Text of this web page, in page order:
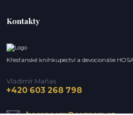
Kontakty
Křesťanské knihkupectví a devocionálie
Vladimír Maňas
+420 603 268 798